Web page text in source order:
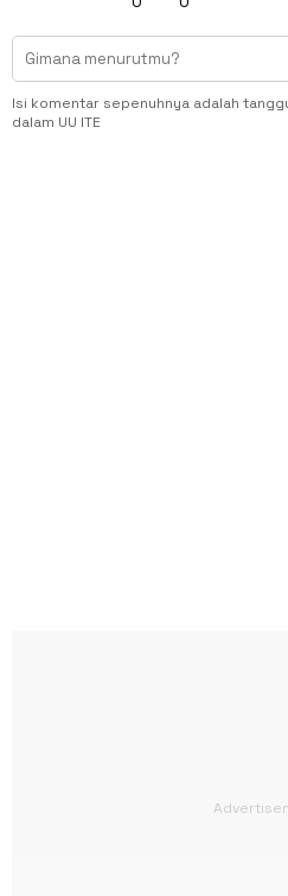
Isi komentar sepenuhnya adalah
dalam UU ITE